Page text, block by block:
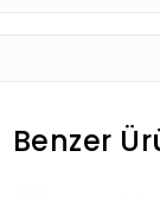
Benzer